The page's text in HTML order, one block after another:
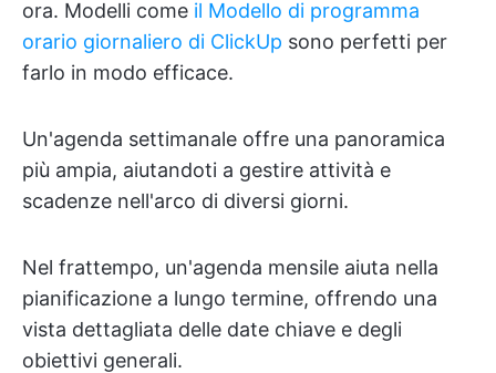
ora. Modelli come il Modello di programma
orario giornaliero di ClickUp sono perfetti per
farlo in modo efficace.
Un'agenda settimanale offre una panoramica
più ampia, aiutandoti a gestire attività e
scadenze nell'arco di diversi giorni.
Nel frattempo, un'agenda mensile aiuta nella
pianificazione a lungo termine, offrendo una
vista dettagliata delle date chiave e degli
obiettivi generali.